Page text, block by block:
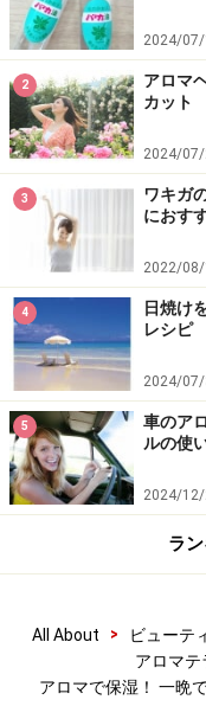
■保湿に役立つエッセ
ゼラニウム……皮脂分
る香り。
ネロリ……皮膚の再生
マンダリン……傷やシ
消する香り。
■材料（１回使用分
切ってください）
ホホバオイル 大さじ
上のオイルの中から
上記材料を清潔な
手全体に軽くなじま
ハンドクリームを
浸透させます。
2024/07/
2
アロマ
カット
2024/
3
ワキガ
におす
2022/08/
4
日焼け
レシピ
2024/07/
5
車のア
ルの使
2024/12/
ラ
All About > ビューテ
アロマ
アロマで保湿！ 一晩